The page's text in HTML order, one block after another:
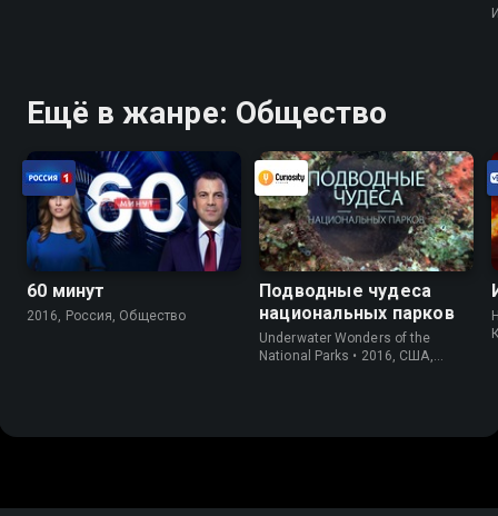
Ещё в жанре: Общество
60 минут
2016, Россия, Общество
Подводные чудеса
национальных парков
Underwater Wonders of the
National Parks • 2016, США,